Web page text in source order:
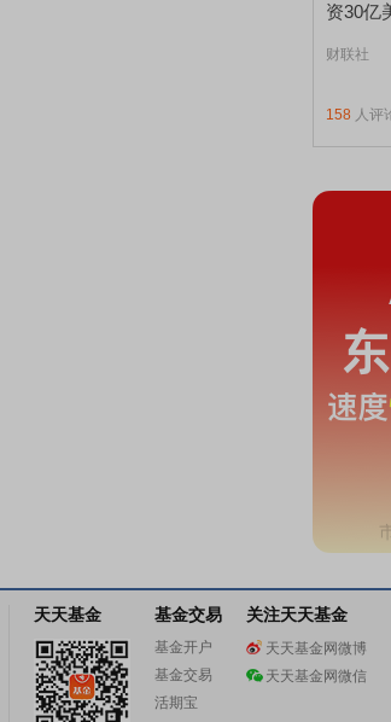
资30亿
财联社
158 人评
天天基金 基金交易
基金开户
基金交易
活期宝
关注天天基金
天天基金网微博
天天基金网微信